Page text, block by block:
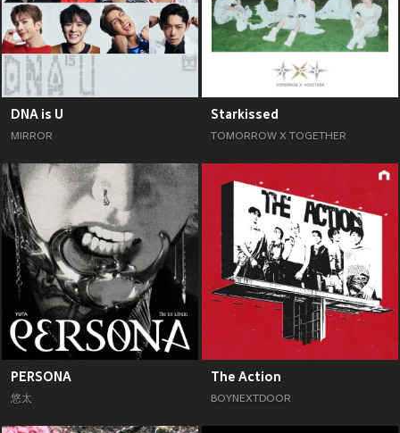
DNA is U
MIRROR
Starkissed
TOMORROW X TOGETHER
PERSONA
悠太
The Action
BOYNEXTDOOR